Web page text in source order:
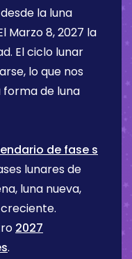
la luna
Marzo 8, 2027 la
El ciclo lunar
lo que nos
de luna
de fase s
lunares de
luna nueva,
2027
.